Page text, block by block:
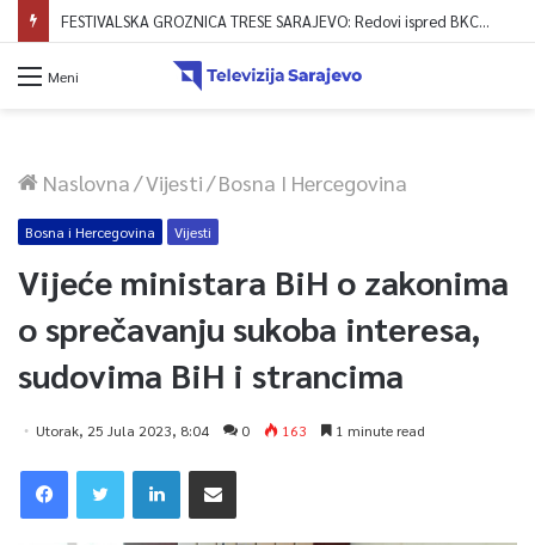
KRAJ MUKA ZA STANOVNIKE NAHOREVA: Asfaltiranjem Ulice Vranica brijeg spajaju se gornji i središnji dio naselja
Meni
Naslovna/Vijesti/Bosna I Hercegovina
Bosna i Hercegovina Vijesti
Vijeće ministara BiH o zakonima
o sprečavanju sukoba interesa,
sudovima BiH i strancima
Utorak, 25 Jula 2023, 8:04 0 163 1 minute read